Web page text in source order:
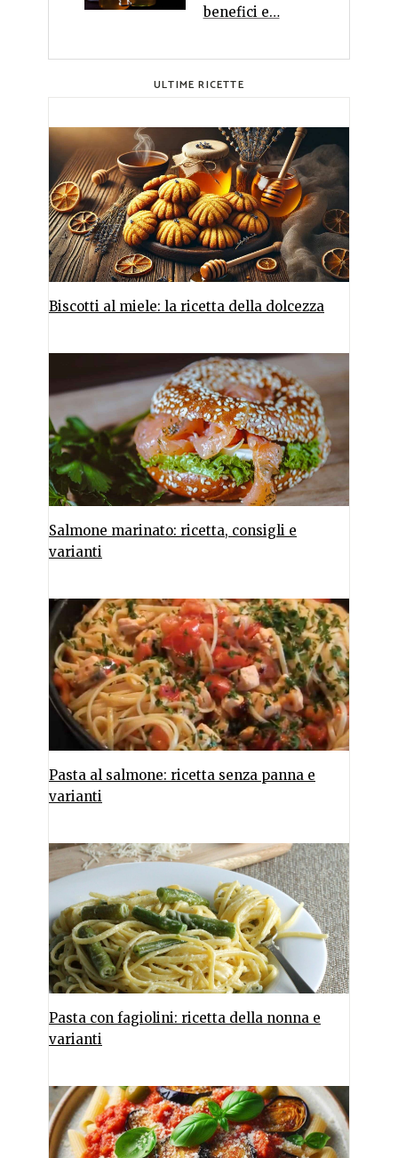
benefici e…
ULTIME RICETTE
Biscotti al miele: la ricetta della dolcezza
Salmone marinato: ricetta, consigli e
varianti
Pasta al salmone: ricetta senza panna e
varianti
Pasta con fagiolini: ricetta della nonna e
varianti